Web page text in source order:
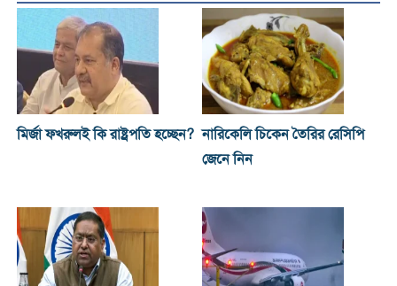
মির্জা ফখরুলই কি রাষ্ট্রপতি হচ্ছেন? নারিকেলি চিকেন তৈরির রেসিপি
জেনে নিন